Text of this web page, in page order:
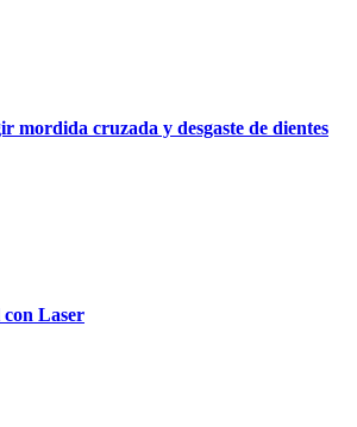
mordida cruzada y desgaste de dientes
Laser